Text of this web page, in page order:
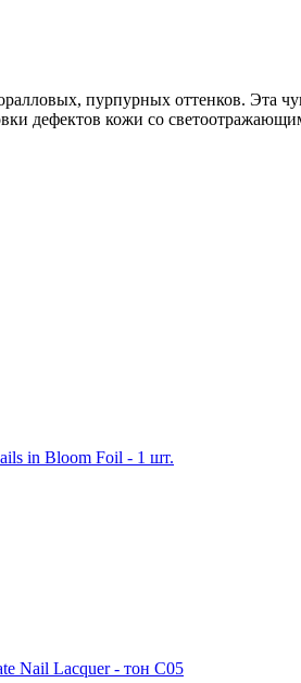
пурпурных оттенков. Эта
дефектов кожи со
in Bloom Foil - 1 шт.
Nail Lacquer - тон С05